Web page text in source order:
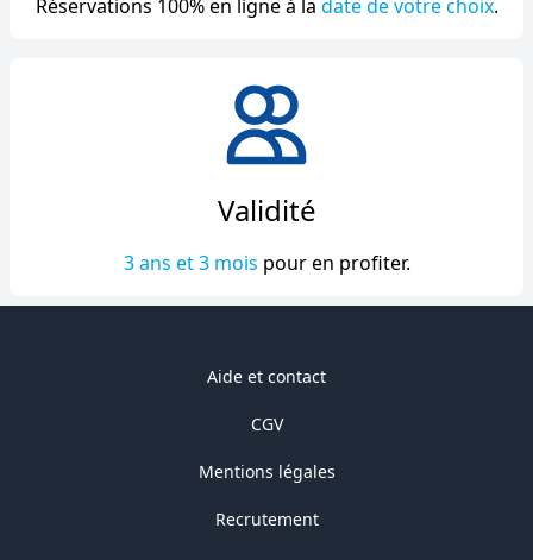
Réservations 100% en ligne à la date de votre choix.
Validité
3 ans et 3 mois pour en profiter.
Aide et contact
CGV
Mentions légales
Recrutement